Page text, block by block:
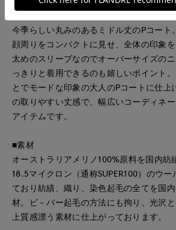
今季らしい丸みのあるミドル丈のPコート
顔周りをコンパクトに見せ、全体の印象を
太めのスリーブなのでオーバーサイズの
っきりと着用できるのも嬉しいポイント
とでモードな印象の大人のPコートに仕上
の取りやすい丈感で、幅広いコーディネ
アイテムです。
■素材
オーストラリアメリノ100%原料を国内紡
18.5マイクロン（通称SUPER100）のウー
ており紡績、織り、染色起毛の全てを国
材。ビ－バー起毛の方法にも拘り、光沢
上質感漂う素材に仕上がっております。